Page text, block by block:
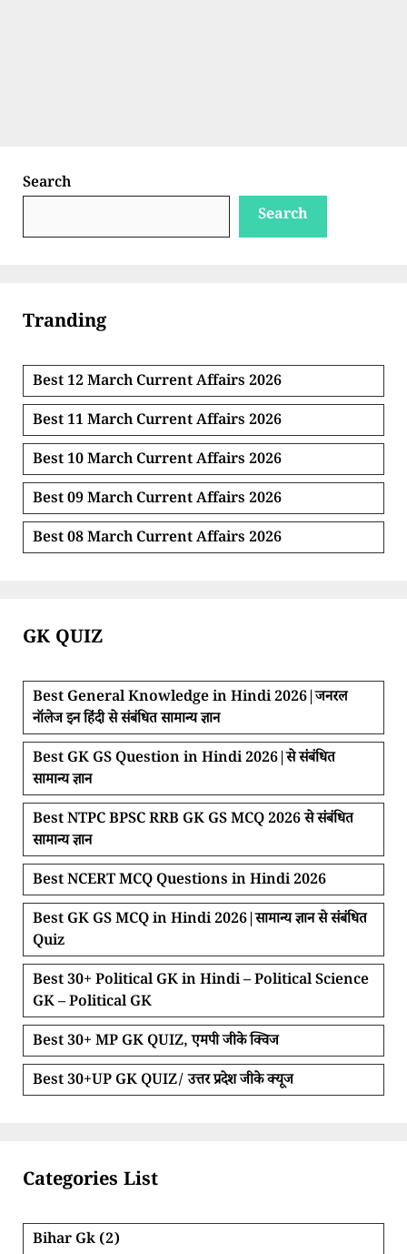
Search
Search
Tranding
Best 12 March Current Affairs 2026
Best 11 March Current Affairs 2026
Best 10 March Current Affairs 2026
Best 09 March Current Affairs 2026
Best 08 March Current Affairs 2026
GK QUIZ
Best General Knowledge in Hindi 2026|जनरल
नॉलेज इन हिंदी से संबंधित सामान्य ज्ञान
Best GK GS Question in Hindi 2026|से संबंधित
सामान्य ज्ञान
Best NTPC BPSC RRB GK GS MCQ 2026 से संबंधित
सामान्य ज्ञान
Best NCERT MCQ Questions in Hindi 2026
Best GK GS MCQ in Hindi 2026|सामान्य ज्ञान से संबंधित
Quiz
Best 30+ Political GK in Hindi – Political Science
GK – Political GK
Best 30+ MP GK QUIZ, एमपी जीके क्विज
Best 30+UP GK QUIZ/ उत्तर प्रदेश जीके क्यूज
Categories List
Bihar Gk (2)